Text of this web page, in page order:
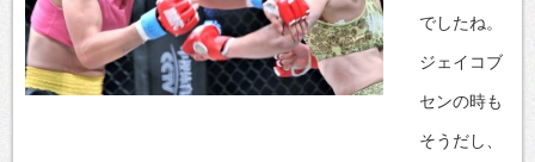
でしたね。
ジェイコブ
センの時も
そうだし、